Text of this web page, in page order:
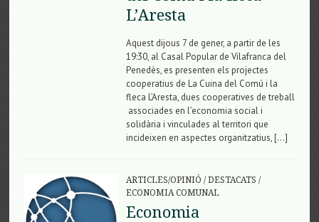
L’Aresta
Aquest dijous 7 de gener, a partir de les
19:30, al Casal Popular de Vilafranca del
Penedès, es presenten els projectes
cooperatius de La Cuina del Comú i la
fleca L’Aresta, dues cooperatives de treball
associades en l’economia social i
solidària i vinculades al territori que
incideixen en aspectes organitzatius, […]
ARTICLES/OPINIÓ /DESTACATS /
ECONOMIA COMUNAL
Economia